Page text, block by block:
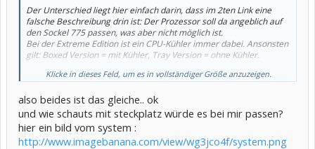
Der Unterschied liegt hier einfach darin, dass im 2ten Link eine
falsche Beschreibung drin ist: Der Prozessor soll da angeblich auf
den Sockel 775 passen, was aber nicht möglich ist.
Bei der Extreme Edition ist ein CPU-Kühler immer dabei. Ansonsten
gilt: Boxed Version = mit Kühler, Tray Version = ohne Kühler.
mfg one-x
Klicke in dieses Feld, um es in vollständiger Größe anzuzeigen.
also beides ist das gleiche.. ok
und wie schauts mit steckplatz würde es bei mir passen?
hier ein bild vom system :
http://www.imagebanana.com/view/wg3jco4f/system.png